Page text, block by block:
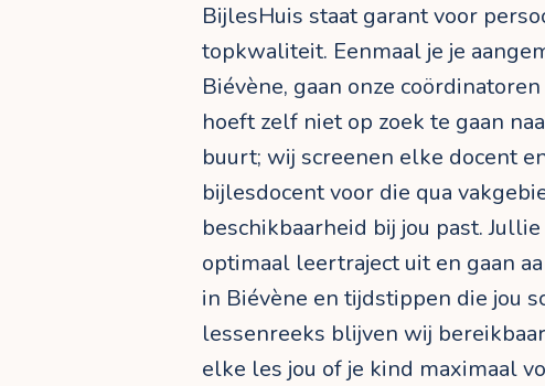
BijlesHuis staat garant voor
topkwaliteit. Eenmaal je je
Biévène, gaan onze
hoeft zelf niet op zoek te gaan
buurt; wij screenen elke docent
bijlesdocent voor die qua
beschikbaarheid bij jou past.
optimaal leertraject uit en gaan
in Biévène en tijdstippen die jou
lessenreeks blijven wij
elke les jou of je kind maximaal